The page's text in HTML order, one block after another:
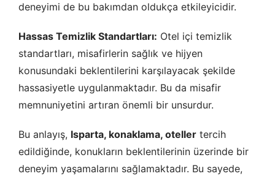
deneyimi de bu bakımdan oldukça etkileyicidir.
Hassas Temizlik Standartları: Otel içi temizlik
standartları, misafirlerin sağlık ve hijyen
konusundaki beklentilerini karşılayacak şekilde
hassasiyetle uygulanmaktadır. Bu da misafir
memnuniyetini artıran önemli bir unsurdur.
Bu anlayış, Isparta, konaklama, oteller tercih
edildiğinde, konukların beklentilerinin üzerinde bir
deneyim yaşamalarını sağlamaktadır. Bu sayede,